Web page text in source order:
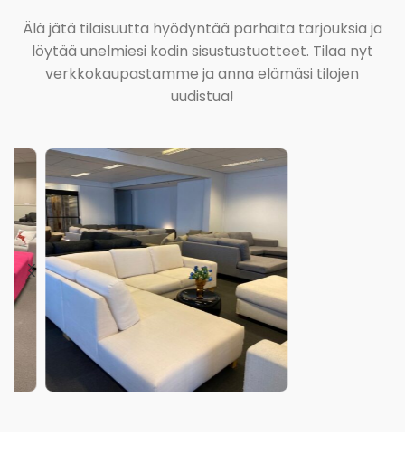
Älä jätä tilaisuutta hyödyntää parhaita tarjouksia ja
löytää unelmiesi kodin sisustustuotteet. Tilaa nyt
verkkokaupastamme ja anna elämäsi tilojen
uudistua!